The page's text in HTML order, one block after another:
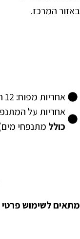
באזור המרכז.
אחריות מפוח: 12 חודשי אחריות יצרן.
אחריות על המתנפח 3
כולל מתנפחי
מתאים לשימוש